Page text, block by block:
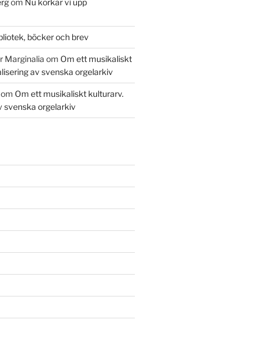
om Nu korkar vi upp
böcker och brev
Marginalia om Om ett musikaliskt
av svenska orgelarkiv
Om ett musikaliskt kulturarv.
svenska orgelarkiv